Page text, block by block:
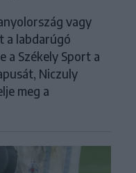
vagy
a labdarúgó
a Székely Sport a
Niczuly
meg a